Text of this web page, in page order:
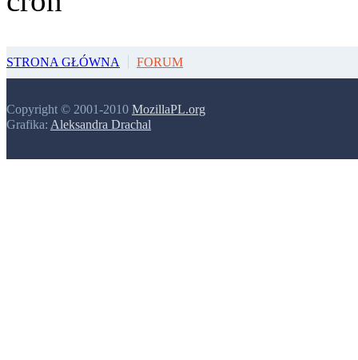
STRONA GŁÓWNA FORUM
Copyright © 2001-2010 MozillaPL.org
Grafika: Aleksandra Drachal